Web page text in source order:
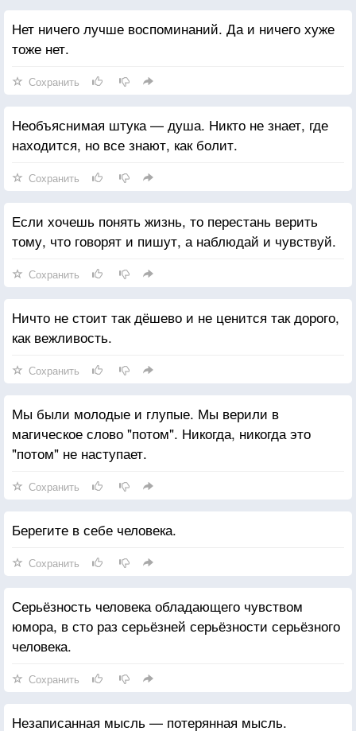
Нет ничего лучше воспоминаний. Да и ничего хуже
тоже нет.
Сохранить
Необъяснимая штука — душа. Никто не знает, где
находится, но все знают, как болит.
Сохранить
Если хочешь понять жизнь, то перестань верить
тому, что говорят и пишут, а наблюдай и чувствуй.
Сохранить
Ничто не стоит так дёшево и не ценится так дорого,
как вежливость.
Сохранить
Мы были молодые и глупые. Мы верили в
магическое слово "потом". Никогда, никогда это
"потом" не наступает.
Сохранить
Берегите в себе человека.
Сохранить
Серьёзность человека обладающего чувством
юмора, в сто раз серьёзней серьёзности серьёзного
человека.
Сохранить
Незаписанная мысль — потерянная мысль.